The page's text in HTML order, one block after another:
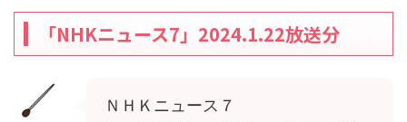
「NHKニュース7」2024.1.22放送分
ＮＨＫニュース７